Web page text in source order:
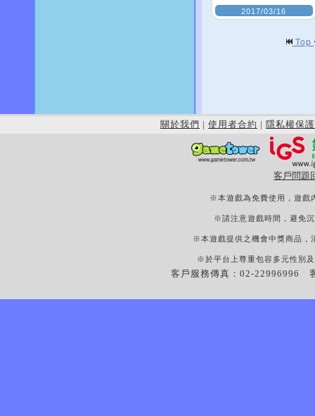
2017/03/16
Top
關於我們 | 使用者合約 | 隱私權保護
客戶問題
※本遊戲為免費使用，遊戲
※請注意遊戲時間，避免
※本遊戲提供之機會中獎商品，
※於平台上尊重包容多元性別
客戶服務傳真：02-22996996